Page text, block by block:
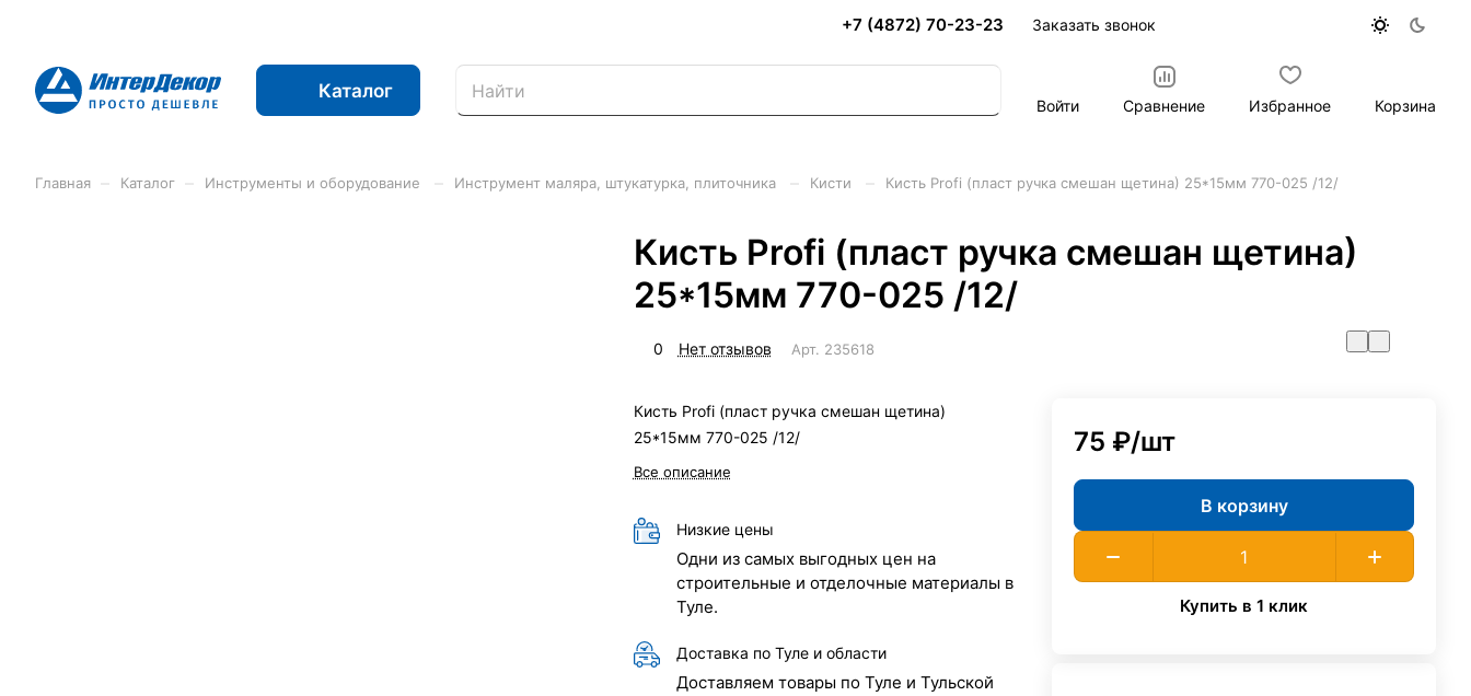
+7 (4872) 70-23-23 Заказать звонок
Каталог
Войти Сравнение Избранное Корзина
Главная Каталог Инструменты и оборудование Инструмент маляра, штукатурка, плиточника Кисти Кисть Profi (пласт ручка смешан щетина) 25*15мм 770-025 /12/
Кисть Profi (пласт ручка смешан щетина)
25*15мм 770-025 /12/
0 Нет отзывов Арт. 235618
Кисть Profi (пласт ручка смешан щетина)
25*15мм 770-025 /12/
Все описание
Низкие цены
Одни из самых выгодных цен на
строительные и отделочные материалы в
Туле.
Доставка по Туле и области
Доставляем товары по Туле и Тульской
75 ₽/шт
В корзину
Купить в 1 клик